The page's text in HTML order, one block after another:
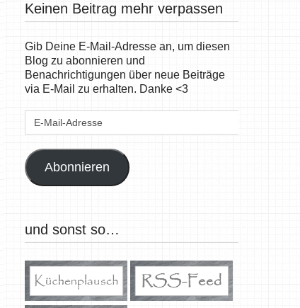
Keinen Beitrag mehr verpassen
Gib Deine E-Mail-Adresse an, um diesen
Blog zu abonnieren und
Benachrichtigungen über neue Beiträge
via E-Mail zu erhalten. Danke <3
E-
Abonnieren
und sonst so…